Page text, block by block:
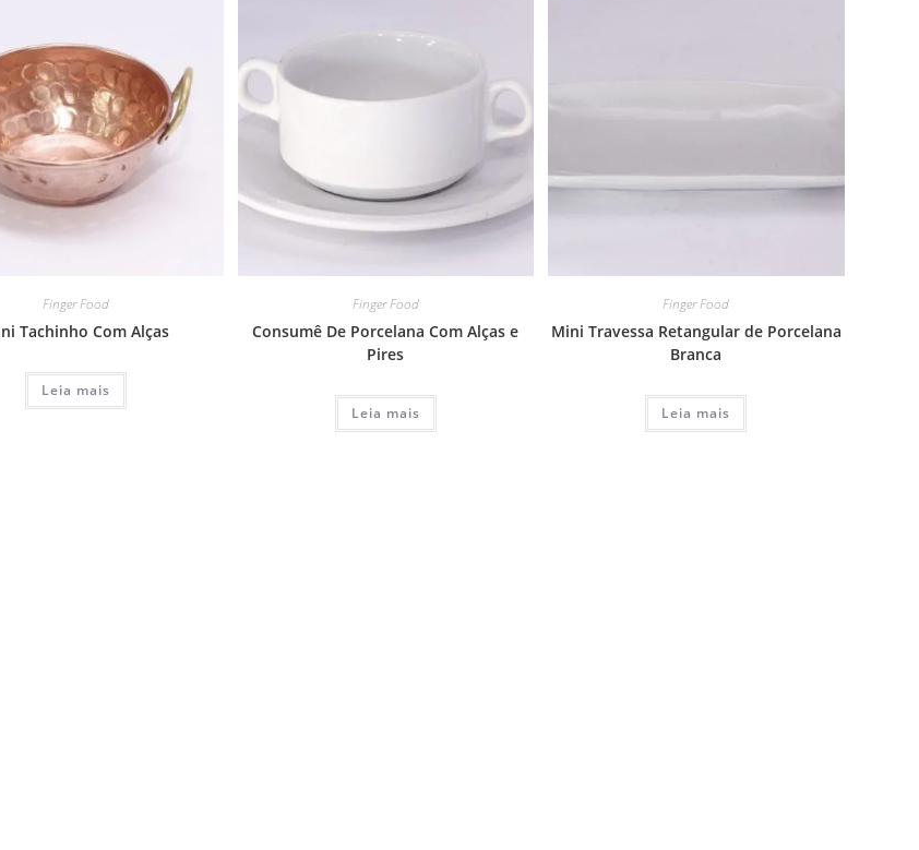
Finger Food
Tachinho Com Alças
Leia mais
Finger Food
Consumê De Porcelana Com Alças e
Pires
Leia mais
Finger Food
Mini Travessa Retangular de Porcelana
Branca
Leia mais